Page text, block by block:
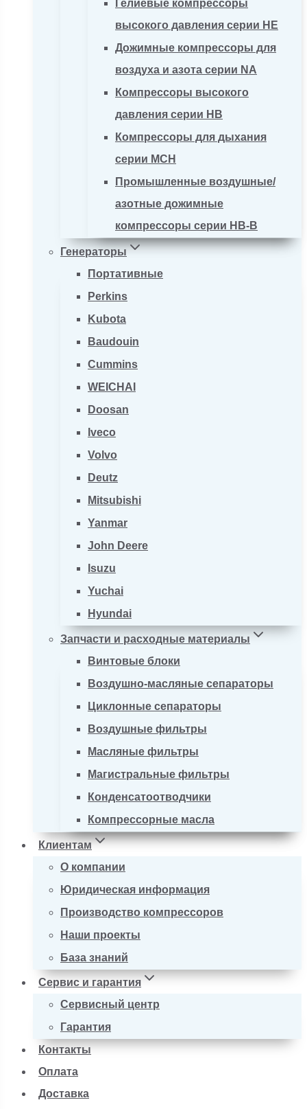
Гелиевые компрессоры
высокого давления серии HE
Дожимные компрессоры для
воздуха и азота серии NA
Компрессоры высокого
давления серии HB
Компрессоры для дыхания
серии MCH
Промышленные воздушные/
азотные дожимные
компрессоры серии HB-B
Генераторы
Портативные
Perkins
Kubota
Baudouin
Cummins
WEICHAI
Doosan
Iveco
Volvo
Deutz
Mitsubishi
Yanmar
John Deere
Isuzu
Yuchai
Hyundai
Запчасти и расходные материалы
Винтовые блоки
Воздушно-масляные сепараторы
Циклонные сепараторы
Воздушные фильтры
Масляные фильтры
Магистральные фильтры
Конденсатоотводчики
Компрессорные масла
Клиентам
О компании
Юридическая информация
Производство компрессоров
Наши проекты
База знаний
Сервис и гарантия
Сервисный центр
Гарантия
Контакты
Оплата
Доставка